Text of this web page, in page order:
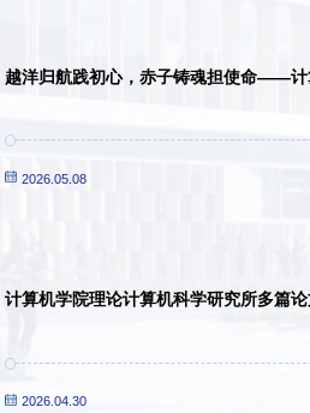
越洋归航践初心，赤子铸魂担使命——计
2026.05.08
计算机学院理论计算机科学研究所多篇
2026.04.30